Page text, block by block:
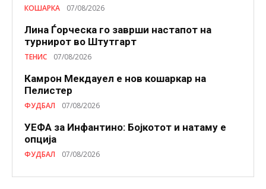
КОШАРКА 07/08/2026
Лина Ѓорческа го заврши настапот на
турнирот во Штутгарт
ТЕНИС 07/08/2026
Камрон Мекдауел е нов кошаркар на
Пелистер
ФУДБАЛ 07/08/2026
УЕФА за Инфантино: Бојкотот и натаму е
опција
ФУДБАЛ 07/08/2026